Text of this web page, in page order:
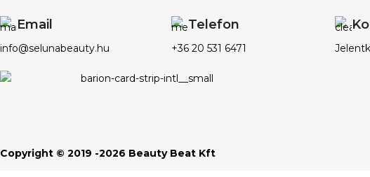
Email
info@selunabeauty.hu
Telefon
+36 20 531 6471
Copyright © 2019 -2026 Beauty Beat Kft